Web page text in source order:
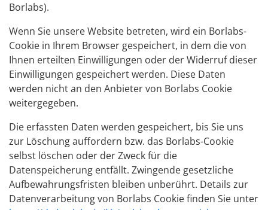
Borlabs).
Wenn Sie unsere Website betreten, wird ein Borlabs-
Cookie in Ihrem Browser gespeichert, in dem die von
Ihnen erteilten Einwilligungen oder der Widerruf dieser
Einwilligungen gespeichert werden. Diese Daten
werden nicht an den Anbieter von Borlabs Cookie
weitergegeben.
Die erfassten Daten werden gespeichert, bis Sie uns
zur Löschung auffordern bzw. das Borlabs-Cookie
selbst löschen oder der Zweck für die
Datenspeicherung entfällt. Zwingende gesetzliche
Aufbewahrungsfristen bleiben unberührt. Details zur
Datenverarbeitung von Borlabs Cookie finden Sie unter